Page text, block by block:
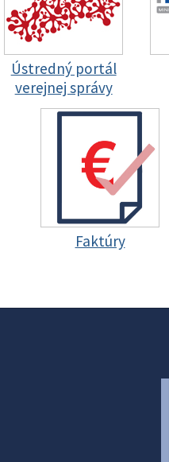
Ústredný portál
verejnej správy
Faktúry